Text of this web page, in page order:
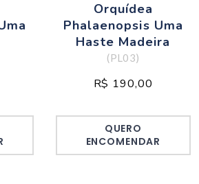
Orquídea
Phalaenopsis Uma
Haste Madeira
(PL03)
R$ 190,00
QUERO
ENCOMENDAR